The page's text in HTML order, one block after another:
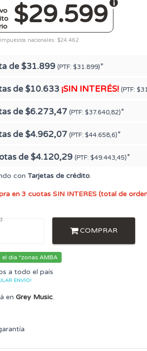
$29.599
nacionales: $24.462
de$31.899 (PTF: $31.899)*
de$10.633 ¡SIN INTERÉS! (PTF:
de$6.273,47 (PTF: $37.640,82)*
de$4.962,07 (PTF: $44.658,6)*
de$4.120,29 (PTF: $49.443,45)*
con Tarjetas de crédito.
en 3 cuotas SIN INTERES (total de
COMPRAR
el día *zonas AMBA
a todo el país
ENVÍO!
en Grey Music.